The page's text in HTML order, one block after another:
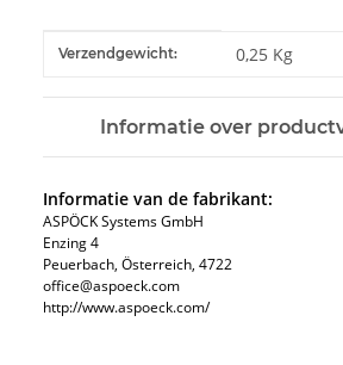
#productDetails.itemInformation#
#productDetails.itemValue#
Verzendgewicht: 0,25 Kg
Informatie over
Informatie van de fabrikant:
ASPÖCK Systems GmbH
Enzing 4
Peuerbach, Österreich, 4722
office@aspoeck.com
http://www.aspoeck.com/